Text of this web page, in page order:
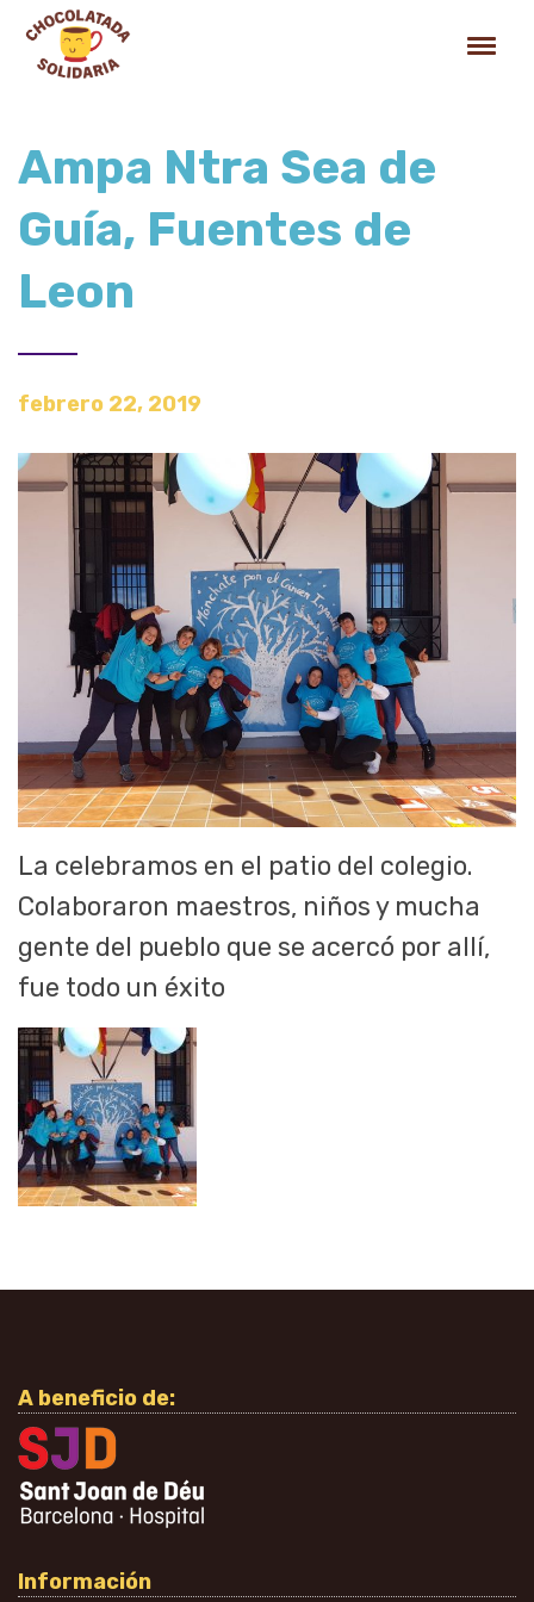
Ampa Ntra Sea de
Guía, Fuentes de
Leon
febrero 22, 2019
La celebramos en el patio del colegio.
Colaboraron maestros, niños y mucha
gente del pueblo que se acercó por allí,
fue todo un éxito
A beneficio de:
Información